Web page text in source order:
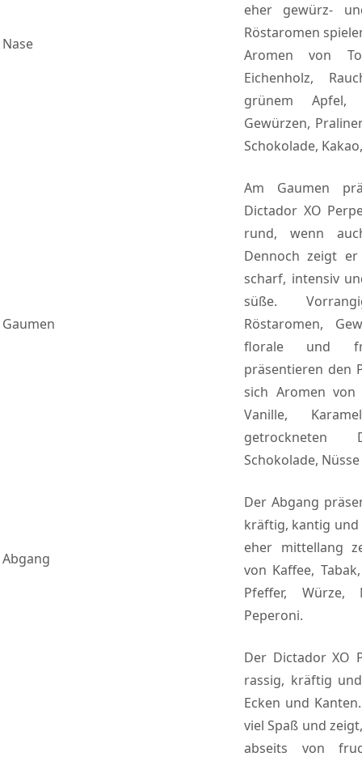
Nase
eher gewürz-
Röstaromen
Aromen von
Eichenholz,
grünem Apfel,
Gewürzen,
Schokolade,
Gaumen
Am Gaumen
Dictador XO
rund, wenn
Dennoch zeigt
scharf, intensiv
süße.
Röstaromen,
florale und
präsentieren den
sich Aromen von
Vanille,
getrockneten
Schokolade,
Abgang
Der Abgang
kräftig, kantig
eher mittellang
von Kaffee,
Pfeffer, Würze,
Peperoni.
Der Dictador XO
rassig, kräftig
Ecken und
viel Spaß und
abseits von